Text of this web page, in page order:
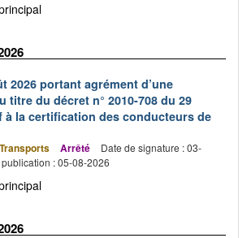
2026 portant agrément d’une
titre du décret n° 2010-708 du 29
à la certification des conducteurs de
Transports Arrêté
Date de signature : 03-
: 05-08-2026